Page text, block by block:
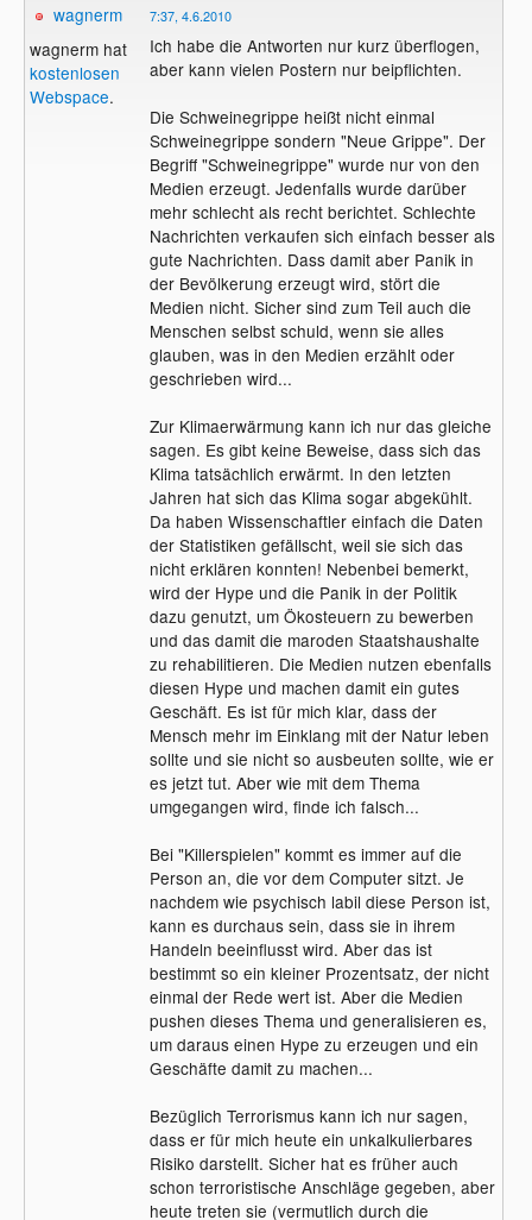
aktiviert als bei Realen Aktionen.
Trotzdem strotzen die Medien von
Geschichten über die "bösen" Killerspiele.
Versucht man uns zu verar... oder geht es
nur ums Geld?
Ist es gar eine gezielte Gehirnwäsche?
Kontrollieren uns mitlerweile die Medien,
oder sind wir noch wir selbst?
ICH denke dass diese Dinge nur
hochgepuscht werden weil man sehr viel
damit verdienen kann.
Die Medien durch Auflagesteigerung und
Fernsehzuschauer/ Werbeeinnahmen.
Energiefirmen die teure Ökoalternativen
Der Staat durch Ökosteuern und
Mineralölsteuern, Umsatzsteuer usw.
Ich habe manchmal das Gefühl das nur
noch Marionetten ohne eigene Meinung
rumlaufen. "Wenn die BILD das sagt -
muss es wohl stimmen."
Ich bekomme langsam Angst...
Stimmt alles was so behauptet wird oder nicht?
Eure Meinung würde mich interessieren...
wagnerm
wagnerm hat
kostenlosen
Webspace.
7:37, 4.6.2010
Ich habe die Antworten nur kurz überflogen,
aber kann vielen Postern nur beipflichten.
Die Schweinegrippe heißt nicht einmal
Schweinegrippe sondern "Neue Grippe". Der
Begriff "Schweinegrippe" wurde nur von den
Medien erzeugt. Jedenfalls wurde darüber
mehr schlecht als recht berichtet. Schlechte
Nachrichten verkaufen sich einfach besser als
gute Nachrichten. Dass damit aber Panik in
der Bevölkerung erzeugt wird, stört die
Medien nicht. Sicher sind zum Teil auch die
Menschen selbst schuld, wenn sie alles
glauben, was in den Medien erzählt oder
geschrieben wird...
Zur Klimaerwärmung kann ich nur das gleiche
sagen. Es gibt keine Beweise, dass sich das
Klima tatsächlich erwärmt. In den letzten
Jahren hat sich das Klima sogar abgekühlt.
Da haben Wissenschaftler einfach die Daten
der Statistiken gefällscht, weil sie sich das
nicht erklären konnten! Nebenbei bemerkt,
wird der Hype und die Panik in der Politik
dazu genutzt, um Ökosteuern zu bewerben
und das damit die maroden Staatshaushalte
zu rehabilitieren. Die Medien nutzen ebenfalls
diesen Hype und machen damit ein gutes
Geschäft. Es ist für mich klar, dass der
Mensch mehr im Einklang mit der Natur leben
sollte und sie nicht so ausbeuten sollte, wie er
es jetzt tut. Aber wie mit dem Thema
umgegangen wird, finde ich falsch...
Bei "Killerspielen" kommt es immer auf die
Person an, die vor dem Computer sitzt. Je
nachdem wie psychisch labil diese Person ist,
kann es durchaus sein, dass sie in ihrem
Handeln beeinflusst wird. Aber das ist
bestimmt so ein kleiner Prozentsatz, der nicht
einmal der Rede wert ist. Aber die Medien
pushen dieses Thema und generalisieren es,
um daraus einen Hype zu erzeugen und ein
Geschäfte damit zu machen...
Bezüglich Terrorismus kann ich nur sagen,
dass er für mich heute ein unkalkulierbares
Risiko darstellt. Sicher hat es früher auch
schon terroristische Anschläge gegeben, aber
heute treten sie (vermutlich durch die